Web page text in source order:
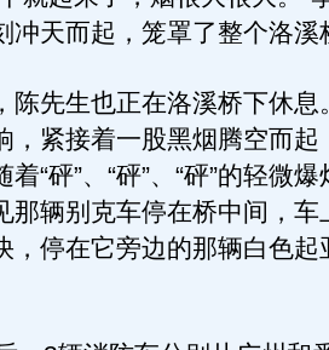
冲天而起，笼罩了整个洛溪
先生也正在洛溪桥下休息
，紧接着一股黑烟腾空而起
“砰”、“砰”、“砰”的轻微
那辆别克车停在桥中间，车
，停在它旁边的那辆白色起